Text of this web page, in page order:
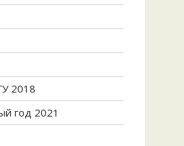
2018
год 2021